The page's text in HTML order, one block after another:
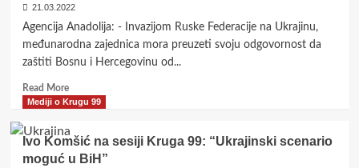
Rasprava
o
vodi
dalje
u
BiH
21.03.2022
Agencija Anadolija: - Invazijom Ruske Federacije na Ukrajinu,
međunarodna zajednica mora preuzeti svoju odgovornost da
zaštiti Bosnu i Hercegovinu od...
Read MoreRead
more
Krug
99:
Sigurnost
Mediji o Krugu 99
Ivo Komšić na sesiji Kruga 99: “Ukrajinski scenario
moguć u BiH”